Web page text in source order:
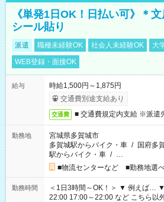
《単発1日OK！日払い可》＊
シール貼り
派遣 職種未経験OK 社会人未経験OK 大
WEB登録・面接OK
給与
時給1,500円～1,875円
交通費別途支給あり
交通費 ■ 交通費規定内支給 ※派遣
勤務地
宮城県多賀城市
多賀城駅からバイク・車 / 国府多
駅からバイク・車 / …
■物流センターなど ■勤務地選
勤務時間
＜1日3時間～OK！＞ ▼ 例えば… ▼ 15:00～18:00 15:00～
22:00 17:00～22:00 など こちら以外の時間もお気軽にご相談く